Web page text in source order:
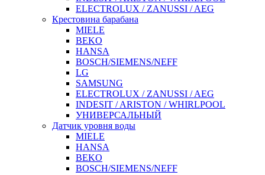
ELECTROLUX / ZANUSSI / AEG
Крестовина барабана
MIELE
BEKO
HANSA
BOSCH/SIEMENS/NEFF
LG
SAMSUNG
ELECTROLUX / ZANUSSI / AEG
INDESIT / ARISTON / WHIRLPOOL
УНИВЕРСАЛЬНЫЙ
Датчик уровня воды
MIELE
HANSA
BEKO
BOSCH/SIEMENS/NEFF